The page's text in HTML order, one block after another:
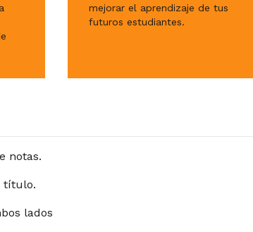
mejorar el aprendizaje de tus
futuros estudiantes.
notas.
título.
lados